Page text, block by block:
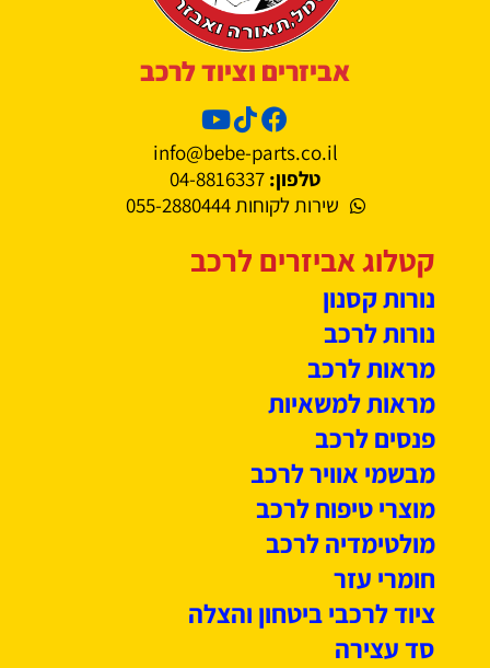
אביזרים וציוד לרכב
info@bebe-parts.co.il
טלפון: 04-8816337
שירות לקוחות 055-2880444
קטלוג אביזרים לרכב
נורות קסנון
נורות לרכב
מראות לרכב
מראות למשאיות
פנסים לרכב
מבשמי אוויר לרכב
מוצרי טיפוח לרכב
מולטימדיה לרכב
חומרי עזר
ציוד לרכבי ביטחון והצלה
סד עצירה